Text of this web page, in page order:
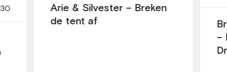
Arie & Silvester – Breken
de tent af
–